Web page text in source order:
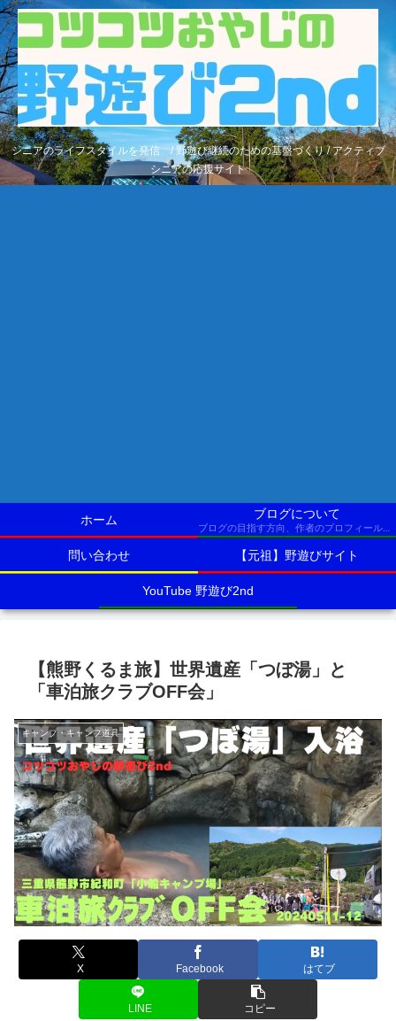
シニアのライフスタイルを発信 / 野遊び継続のための基盤づくり / アクティブ
シニアの応援サイト
ホーム ブログについて
ブログの目指す方向、作者のプロフィールなど
問い合わせ 【元祖】野遊びサイト
YouTube 野遊び2nd
【熊野くるま旅】世界遺産「つぼ湯」と
「車泊旅クラブOFF会」
キャンプ・キャンプ道具
X Facebook はてブ
LINE コピー